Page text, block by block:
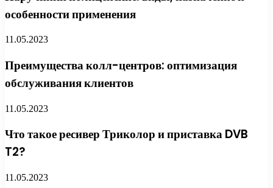
особенности применения
11.05.2023
Преимущества колл-центров: оптимизация
обслуживания клиентов
11.05.2023
Что такое ресивер Триколор и приставка DVB
T2?
11.05.2023